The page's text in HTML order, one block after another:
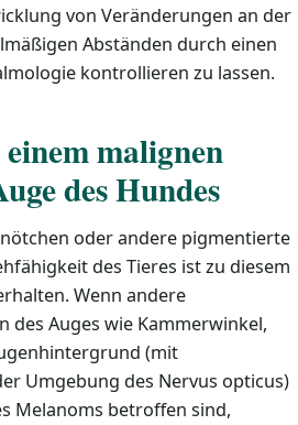
von Veränderungen an der
Abständen durch einen
kontrollieren zu lassen.
malignen
des Hundes
oder andere pigmentierte
des Tieres ist zu diesem
Wenn andere
des Auges wie Kammerwinkel,
(mit
Umgebung des Nervus opticus)
Melanoms betroffen sind,